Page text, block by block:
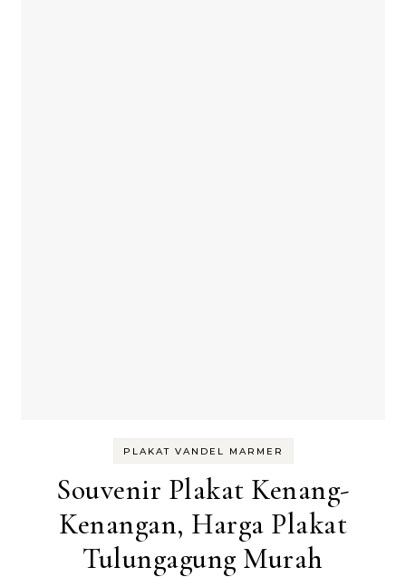
PLAKAT VANDEL MARMER
Souvenir Plakat Kenang-
Kenangan, Harga Plakat
Tulungagung Murah